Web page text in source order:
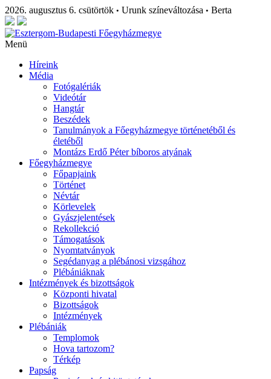
2026. augusztus 6. csütörtök • Urunk színeváltozása • Berta
Menü
Híreink
Média
Fotógalériák
Videótár
Hangtár
Beszédek
Tanulmányok a Főegyházmegye történetéből és
életéből
Montázs Erdő Péter bíboros atyának
Főegyházmegye
Főpapjaink
Történet
Névtár
Körlevelek
Gyászjelentések
Rekollekció
Támogatások
Nyomtatványok
Segédanyag a plébánosi vizsgához
Plébániáknak
Intézmények és bizottságok
Központi hivatal
Bizottságok
Intézmények
Plébániák
Templomok
Hova tartozom?
Térkép
Papság